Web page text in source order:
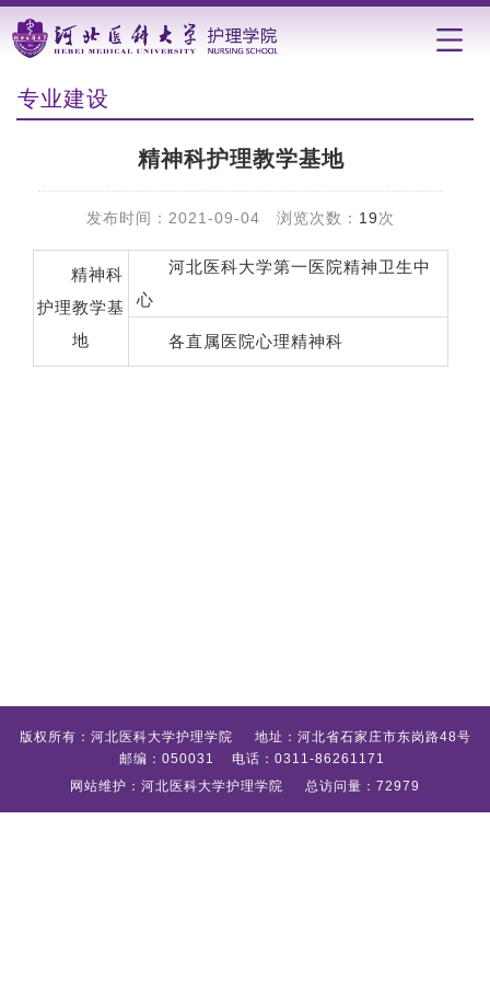
专业建设
精神科护理教学基地
发布时间：2021-09-04 浏览次数： 19次
精神科
护理教学基
地
河北医科大学第一医院精神卫生中
心
各直属医院心理精神科
版权所有：河北医科大学护理学院 地址：河北省石家庄市东岗路48号
邮编：050031 电话：0311-86261171
网站维护：河北医科大学护理学院 总访问量：72979